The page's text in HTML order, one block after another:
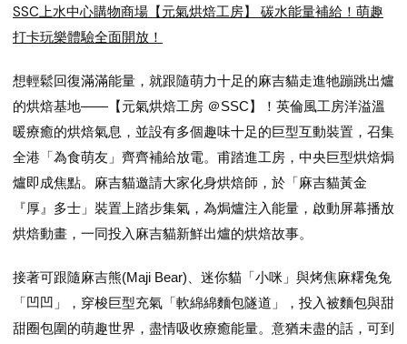
SSC上水中心購物商場【元氣烘焙工房】 碳水能量補給！萌趣
打卡玩樂體驗全面開放！
想輕鬆回復滿滿能量，就跟隨萌力十足的麻吉貓走進牠蹦跳出爐
的烘焙基地——【元氣烘焙工房 ＠SSC】！英倫風工房洋溢溫
暖療癒的烘焙氣息，並設有多個趣味十足的巨型互動裝置，召集
全港「為食萌友」齊齊補給放電。甫踏進工房，中央巨型烘焙焗
爐即成焦點。麻吉貓邀請大家化身烘焙師，於「麻吉貓黃金
『厚』多士」裝置上踏步集氣，為焗爐注入能量，啟動屏幕播放
烘焙動畫，一同投入麻吉貓新鮮出爐的烘焙故事。
接著可跟隨麻吉熊(Maji Bear)、迷你貓「小咪」與烤焦麻糬兔兔
「凹凹」，穿梭巨型充氣「軟綿綿麵包隧道」，投入被麵包與甜
甜圈包圍的萌趣世界，盡情吸收療癒能量。意猶未盡的話，可到